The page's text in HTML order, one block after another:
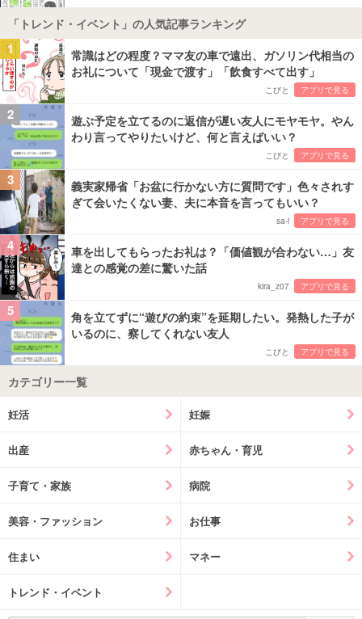
「トレンド・イベント」の人気記事ランキング
1
常識はどの程度？ママ友の車で遠出、ガソリン代相当の
お礼について「現金で渡す」「飲食すべて出す」
こびと アプリで見る
2
遊ぶ予定を立てるのに返信が遅い友人にモヤモヤ。やん
わり言ってやりたいけど、何と言えばいい？
こびと アプリで見る
3
義実家帰省「お盆に行かない方に質問です」色々されす
ぎて会いたくない妻、夫に本音を言ってもいい？
sa-i アプリで見る
4
車を出してもらったお礼は？「価値観が合わない…」友
達との感覚の差に驚いた話
kira_z07 アプリで見る
5
角を立てずに“遊びの約束”を延期したい。発熱した子が
いるのに、察してくれない友人
こびと アプリで見る
カテゴリー一覧
妊活 妊娠
出産 赤ちゃん・育児
子育て・家族 病院
美容・ファッション お仕事
住まい マネー
トレンド・イベント